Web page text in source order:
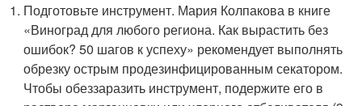
Подготовьте инструмент. Мария Колпакова в книге
«Виноград для любого региона. Как вырастить без
ошибок? 50 шагов к успеху» рекомендует выполнять
обрезку острым продезинфицированным секатором.
Чтобы обеззаразить инструмент, подержите его в